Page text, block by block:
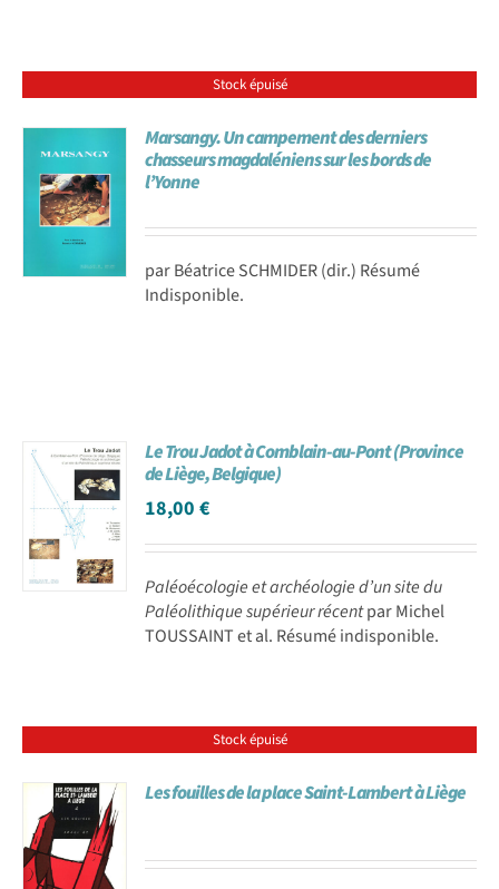
Stock épuisé
Marsangy. Un campement des derniers
chasseurs magdaléniens sur les bords de
l’Yonne
par Béatrice SCHMIDER (dir.) Résumé
Indisponible.
Le Trou Jadot à Comblain-au-Pont (Province
de Liège, Belgique)
18,00€
Paléoécologie et archéologie d’un site du
Paléolithique supérieur récentpar Michel
TOUSSAINT et al. Résumé indisponible.
Stock épuisé
Les fouilles de la place Saint-Lambert à Liège